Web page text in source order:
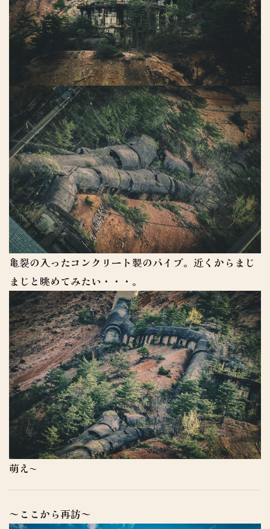
亀裂の入ったコンクリート製のパイプ。近くからまじ
まじと眺めてみたい・・・。
萌え〜
～ここから再訪～